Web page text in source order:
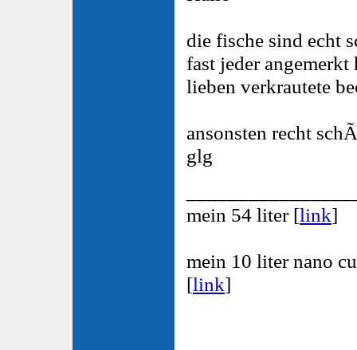
die fische sind echt
fast jeder
lieben verkrautete
ansonsten recht
glg
mein 54 liter [link]
mein 10 liter nano
[link]